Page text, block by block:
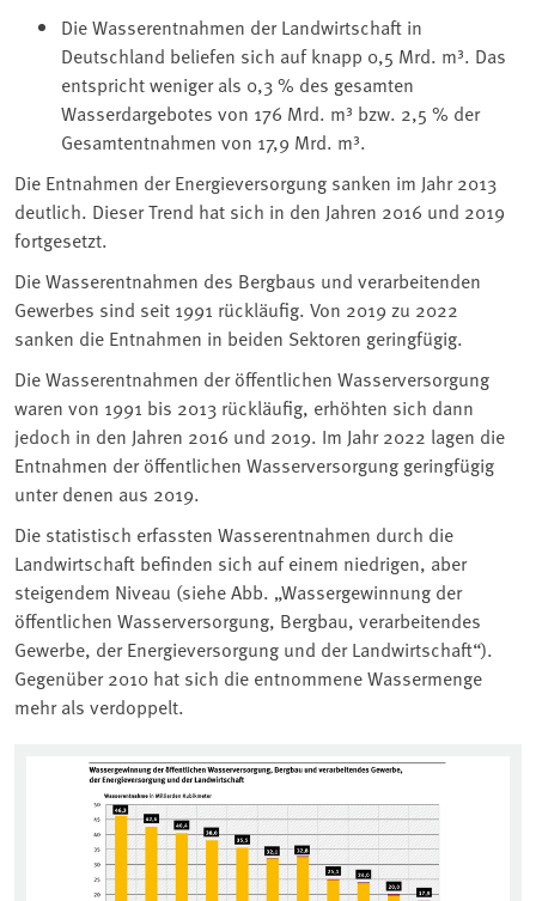
Die Wasserentnahmen der Landwirtschaft in
Deutschland beliefen sich auf knapp 0,5 Mrd. m³. Das
entspricht weniger als 0,3 % des gesamten
Wasserdargebotes von 176 Mrd. m³ bzw. 2,5 % der
Gesamtentnahmen von 17,9 Mrd. m³.
Die Entnahmen der Energieversorgung sanken im Jahr 2013
deutlich. Dieser Trend hat sich in den Jahren 2016 und 2019
fortgesetzt.
Die Wasserentnahmen des Bergbaus und verarbeitenden
Gewerbes sind seit 1991 rückläufig. Von 2019 zu 2022
sanken die Entnahmen in beiden Sektoren geringfügig.
Die Wasserentnahmen der öffentlichen Wasserversorgung
waren von 1991 bis 2013 rückläufig, erhöhten sich dann
jedoch in den Jahren 2016 und 2019. Im Jahr 2022 lagen die
Entnahmen der öffentlichen Wasserversorgung geringfügig
unter denen aus 2019.
Die statistisch erfassten Wasserentnahmen durch die
Landwirtschaft befinden sich auf einem niedrigen, aber
steigendem Niveau (siehe Abb. „Wassergewinnung der
öffentlichen Wasserversorgung, Bergbau, verarbeitendes
Gewerbe, der Energieversorgung und der Landwirtschaft“).
Gegenüber 2010 hat sich die entnommene Wassermenge
mehr als verdoppelt.